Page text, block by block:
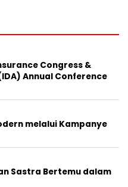
Congress &
Annual Conference
melalui Kampanye
Sastra Bertemu dalam